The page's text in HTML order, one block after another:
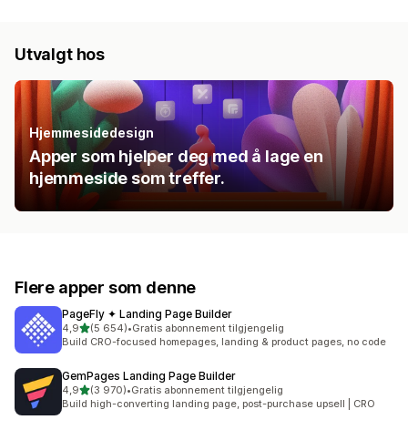
Utvalgt hos
Hjemmesidedesign
Apper som hjelper deg med å lage en
hjemmeside som treffer.
Flere apper som denne
PageFly ✦ Landing Page Builder
4,9av 5 stjerner
(5 654)
Totalt 5654 omtaler
•Gratis abonnement tilgjengelig
Build CRO-focused homepages, landing & product pages, no code
GemPages Landing Page Builder
4,9av 5 stjerner
(3 970)
Totalt 3970 omtaler
•Gratis abonnement tilgjengelig
Build high-converting landing page, post-purchase upsell | CRO